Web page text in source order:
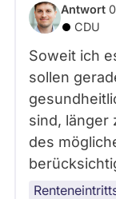
Antwort
CDU
Soweit ich
sollen
sind, länger
des
Menschen